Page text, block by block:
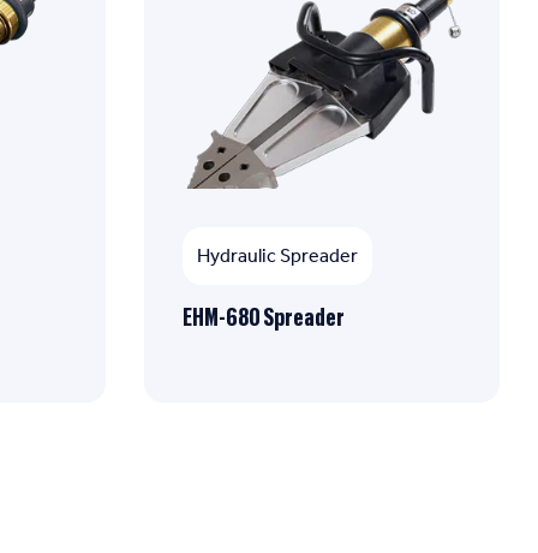
Hydraulic Spreader
EHM-680 Spreader